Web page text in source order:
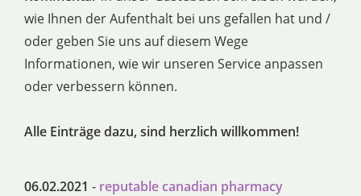
wie Ihnen der Aufenthalt bei uns gefallen hat und /
oder geben Sie uns auf diesem Wege
Informationen, wie wir unseren Service anpassen
oder verbessern können.
Alle Einträge dazu, sind herzlich willkommen!
06.02.2021 - reputable canadian pharmacy